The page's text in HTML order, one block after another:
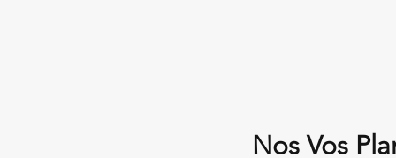
Nos Vos